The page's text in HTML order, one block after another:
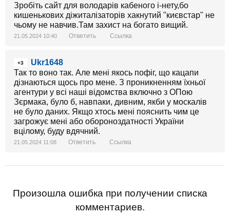
Зробіть сайт для володарів кабеного і-нету,бо
кишенькових діжиталізаторів хакнутий "києвстар" не
чьому не навчив.Там захист на богато вищий.
21.05.2024 10:40 Ответить Ссылка
+3
Ukr1648
Так то воно так. Але мені якось пофіг, що кацапи
дізнаються щось про мене. З проникненням їхньої
агентури у всі наші відомства включно з ОПою
Зєрмака, було б, навпаки, дивним, якби у москалів
не було даних. Якщо хтось мені пояснить чим це
загрожує мені або обороноздатності України
вцілому, буду вдячний.
21.05.2024 11:08 Ответить Ссылка
Произошла ошибка при получении списка
комментариев.